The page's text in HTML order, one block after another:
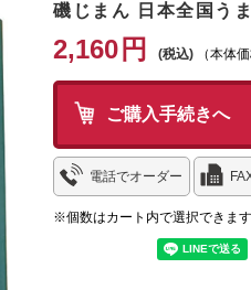
磯じまん 日本全国う
2,160 円 （本体
ご購入手続きへ
電話でオーダー
※個数はカート内で選択できます